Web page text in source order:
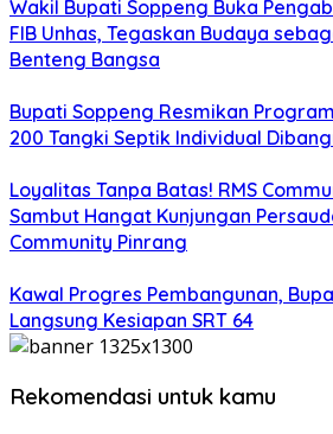
Wakil Bupati Soppeng Buka
FIB Unhas, Tegaskan Budaya
Benteng Bangsa
Bupati Soppeng Resmikan
200 Tangki Septik Individual
Loyalitas Tanpa Batas! RMS
Sambut Hangat Kunjungan
Community Pinrang
Kawal Progres Pembangunan,
Langsung Kesiapan SRT 64
Rekomendasi untuk kamu